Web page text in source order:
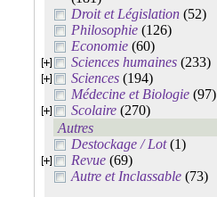
Droit et Législation (52)
Philosophie (126)
Economie (60)
Sciences humaines (233)
Sciences (194)
Médecine et Biologie (97)
Scolaire (270)
Autres
Destockage / Lot(1)
Revue (69)
Autre et Inclassable (73)